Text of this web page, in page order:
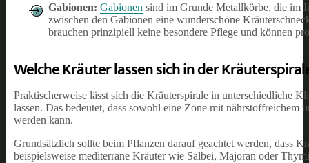
Gabionen: Gabionen sind im Grunde Metallkörbe, die im
zwischen den Gabionen eine wunderschöne
brauchen prinzipiell keine besondere Pflege und können
Welche Kräuter lassen sich in der
Praktischerweise lässt sich die Kräuterspirale in unterschiedliche
lassen. Das bedeutet, dass sowohl eine Zone mit
werden kann.
Grundsätzlich sollte beim Pflanzen darauf geachtet werden, dass
beispielsweise mediterrane Kräuter wie Salbei, Majoran oder